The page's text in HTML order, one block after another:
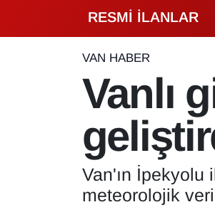
RESMİ İLANLAR
VAN HABER
Vanlı
Van'ın İpekyolu
meteorolojik
BİLİM VE TEKNOLOJİ
Biyografi
Bölge Haberleri
Deprem
Dernekler, Odalar
Van Namaz Vakitleri
Van Trafik Yoğunluk Haritası
Süper Lig Puan Durumu ve
Tüm Manşetler
Son Dakika Haberleri
Haber Arşivi